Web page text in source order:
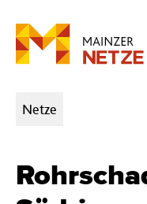
Kategorien:
Netze